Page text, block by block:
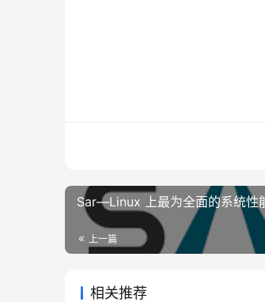
Sar—Linux 上最为全面的系统性
上一篇
相关推荐